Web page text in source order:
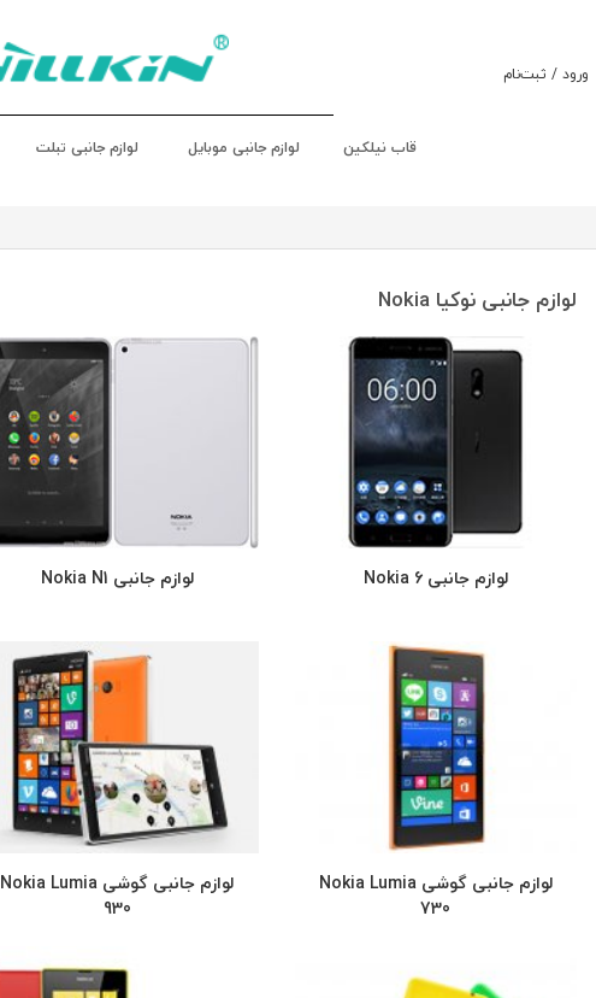
ورود / ثبت‌نام
قاب نیلکین لوازم جانبی موبایل لوازم جانبی تبلت
لوازم جانبی نوکیا Nokia
لوازم جانبی Nokia 6 لوازم جانبی Nokia N1
لوازم جانبی گوشی Nokia Lumia
730
لوازم جانبی گوشی Nokia Lumia
930